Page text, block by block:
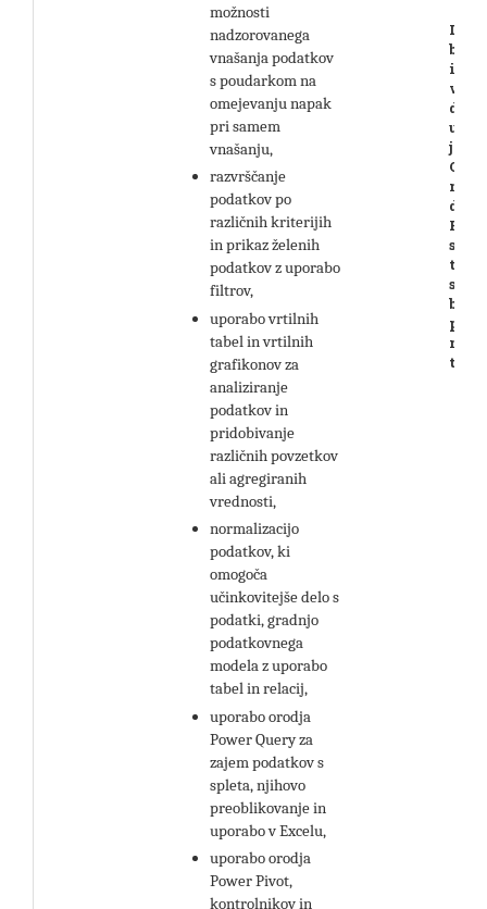
možnosti
nadzorovanega
vnašanja podatkov
s poudarkom na
omejevanju napak
pri samem
vnašanju,
razvrščanje
podatkov po
različnih kriterijih
in prikaz želenih
podatkov z uporabo
filtrov,
uporabo vrtilnih
tabel in vrtilnih
grafikonov za
analiziranje
podatkov in
pridobivanje
različnih povzetkov
ali agregiranih
vrednosti,
normalizacijo
podatkov, ki
omogoča
učinkovitejše delo s
podatki, gradnjo
podatkovnega
modela z uporabo
tabel in relacij,
uporabo orodja
Power Query za
zajem podatkov s
spleta, njihovo
preoblikovanje in
uporabo v Excelu,
uporabo orodja
Power Pivot,
kontrolnikov in
bo
v
je
na
se
boste
na